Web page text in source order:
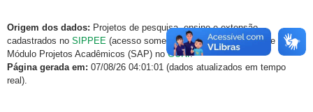
Origem dos dados: Projetos de pesquisa, ensino e extensão
cadastrados no SIPPEE (acesso somente via rede institucional) e
Módulo Projetos Acadêmicos (SAP) noGURI.
Página gerada em: 07/08/26 04:01:01 (dados atualizados em tempo
real).